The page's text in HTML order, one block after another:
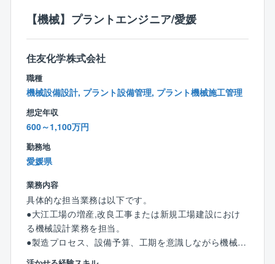
計画～設計～建設～試運転までの一連作業を実施。
tudyの実施(EFDの作成、配置計画、機器仕様検討、予
算書作成)
②予算認可後のプラントエンジニアリング作業(詳細設
計、機器手配、配管図作成、工事資料まとめ⇒工事依
頼など)
③建設工事支援、製造部への設備引き渡し
④設備トラブルシューティング対応
＜本ポジションのやりがい＞
約26,000台の設備と多種多様な製品工場を有する愛媛
工場では、多くの人や設備と関わりながら豊かな経験
を積むことが出来る。これほど多様な設備に携われる
◎危険物取扱者(乙4、甲種)
◎エネルギー管理者(熱)、公害防止管理者、消防設備士
【機械】プラントエンジニア/愛媛
住友化学株式会社
職種
機械設備設計, プラント設備管理, プラント機械施工管理
想定年収
600～1,100万円
勤務地
愛媛県
業務内容
具体的な担当業務は以下です。
●大江工場の増産,改良工事または新規工場建設におけ
る機械設計業務を担当。
●製造プロセス、設備予算、工期を意識しながら機械設
計業務を実施。